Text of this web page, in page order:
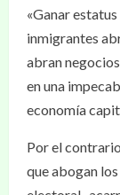
«Ganar
inmigrantes
abran
en una
economía
Por el
que abogan